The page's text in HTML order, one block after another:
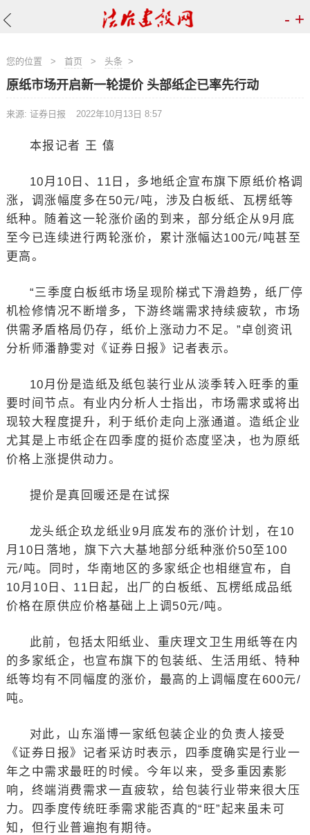
- +
您的位置 > 首页 > 头条>
原纸市场开启新一轮提价 头部纸企已率先行动
来源: 证券日报 2022年10月13日 8:57
本报记者 王 僖
10月10日、11日，多地纸企宣布旗下原纸价格调
涨，调涨幅度多在50元/吨，涉及白板纸、瓦楞纸等
纸种。随着这一轮涨价函的到来，部分纸企从9月底
至今已连续进行两轮涨价，累计涨幅达100元/吨甚至
更高。
“三季度白板纸市场呈现阶梯式下滑趋势，纸厂停
机检修情况不断增多，下游终端需求持续疲软，市场
供需矛盾格局仍存，纸价上涨动力不足。”卓创资讯
分析师潘静雯对《证券日报》记者表示。
10月份是造纸及纸包装行业从淡季转入旺季的重
要时间节点。有业内分析人士指出，市场需求或将出
现较大程度提升，利于纸价走向上涨通道。造纸企业
尤其是上市纸企在四季度的挺价态度坚决，也为原纸
价格上涨提供动力。
提价是真回暖还是在试探
龙头纸企玖龙纸业9月底发布的涨价计划，在10
月10日落地，旗下六大基地部分纸种涨价50至100
元/吨。同时，华南地区的多家纸企也相继宣布，自
10月10日、11日起，出厂的白板纸、瓦楞纸成品纸
价格在原供应价格基础上上调50元/吨。
此前，包括太阳纸业、重庆理文卫生用纸等在内
的多家纸企，也宣布旗下的包装纸、生活用纸、特种
纸等均有不同幅度的涨价，最高的上调幅度在600元/
吨。
对此，山东淄博一家纸包装企业的负责人接受
《证券日报》记者采访时表示，四季度确实是行业一
年之中需求最旺的时候。今年以来，受多重因素影
响，终端消费需求一直疲软，给包装行业带来很大压
力。四季度传统旺季需求能否真的“旺”起来虽未可
知，但行业普遍抱有期待。